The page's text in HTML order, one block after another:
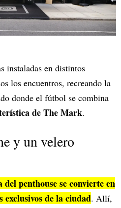
instaladas en distintos
los encuentros, recreando la
donde el fútbol se combina
de The Mark.
y un velero
penthouse se convierte en
exclusivos de la ciudad. Allí,